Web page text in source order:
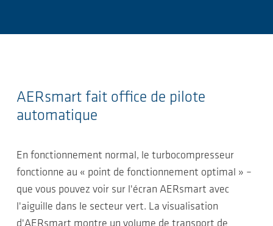
AERsmart fait office de pilote
automatique
En fonctionnement normal, le turbocompresseur
fonctionne au « point de fonctionnement optimal » –
que vous pouvez voir sur l'écran AERsmart avec
l'aiguille dans le secteur vert. La visualisation
d'AERsmart montre un volume de transport de